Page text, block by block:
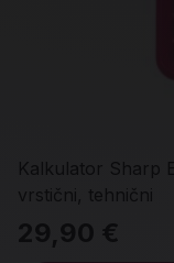
Kalkulator Sharp
vrstični, tehnični
29,90 €